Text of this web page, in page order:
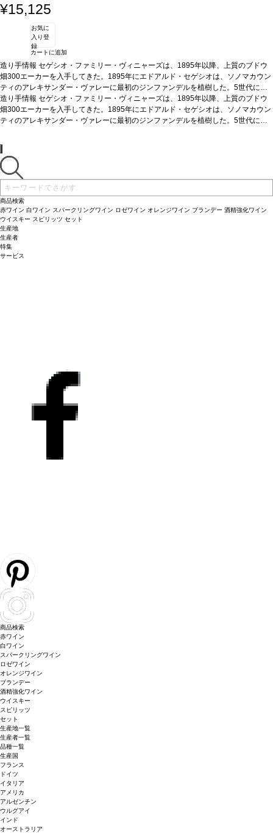
¥15,125
お気に
入り登
録
カートに追加
造り手情報 セゲシオ・ファミリー・ヴィニャーズは、1895年以降、上質のブドウ
畑300エーカーを入手してきた。1895年にエドアルド・セゲシオは、ソノマカウン
ティのアレキサンダー・ヴァレーに最初のジンファンデルを植樹した。5世代に渡
るセゲシオワインメーカーと栽培家によって、それぞれの区画は環境や特徴に合わ
せて選ばれた。テイスティングノート五感を刺激する美味しい一本。口に含むと
土やスパイス、ブラックチェリーの果実味、そして塩味やうま味を想起させる香ば
みと複雑さを与えている。たっぷりとした果実の風味がはじけ、その大胆で果実味
豊かな特徴に魅了される。ミッドパレットにはストラクチャーを持つタンニンが残
り、口当たりと骨格に貢献している。しっかりとしたタンニンに、長く満足のいく
後味が続く、記憶に残るような素晴らしい逸品。
ルサ・ヴェルデを添えたポークチョップのグリル、熟成ゴーダチーズ
0％ジンファンデル認証CWSA認証*本ヴィンテージが在庫切れの場合、在庫があ
り価格が同様の場合は自動的に次のヴィンテージに変更されます、ご了承くださ
い。
造り手情報 セゲシオ・ファミリー・ヴィニャーズは、1895年以降、上質のブドウ
畑300エーカーを入手してきた。1895年にエドアルド・セゲシオは、ソノマカウン
ティのアレキサンダー・ヴァレーに最初のジンファンデルを植樹した。5世代に渡
せて選ばれた。
土やスパイス、ブラックチェリーの果実味、そして塩味やうま味を想起させる香ば
しさなど、複雑な風味が広がる。フレンチオークのトーストの特徴が、さらなる深
みと複雑さを与えている。たっぷりとした果実の風味がはじけ、その大胆で果実味
豊かな特徴に魅了される。ミッドパレットにはストラクチャーを持つタンニンが残
り、口当たりと骨格に貢献している。しっかりとしたタンニンに、長く満足のいく
後味が続く、記憶に残るような素晴らしい逸品。合う料理肉ベースのパスタ、サ
ルサ・ヴェルデを添えたポークチョップのグリル、熟成ゴーダチーズ
0％ジンファンデル
り価格が同様の場合は自動的に次のヴィンテージに変更されます、ご了承くださ
い。
商品検索
赤ワイン 白ワイン スパークリングワイン ロゼワイン オレンジワイン ブランデー 酒精強化ワイン
ウイスキー スピリッツ セット
生産地
生産者
特集
サービス
商品検索
赤ワイン
白ワイン
スパークリングワイン
ロゼワイン
オレンジワイン
ブランデー
酒精強化ワイン
ウイスキー
スピリッツ
セット
生産地一覧
生産者一覧
品種一覧
生産国
フランス
ドイツ
イタリア
アメリカ
アルゼンチン
ウルグアイ
インド
オーストラリア